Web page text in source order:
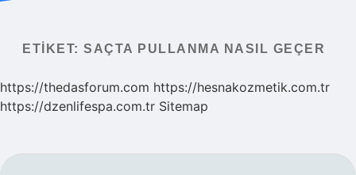
Yasal Uyarı
Hakkımızda
ETIKET: SAÇTA PULLANMA NASIL GEÇER
https://thedasforum.com https://hesnakozmetik.com.tr
https://dzenlifespa.com.tr Sitemap